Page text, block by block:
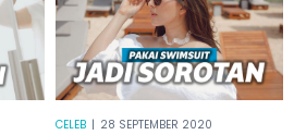
CELEB | 28 SEPTEMBER 2020